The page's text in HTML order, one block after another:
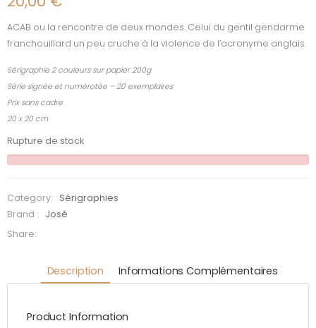
ACAB ou la rencontre de deux mondes. Celui du gentil gendarme
franchouillard un peu cruche à la violence de l’acronyme anglais.
Sérigraphie 2 couleurs sur papier 200g
Série signée et numérotée – 20 exemplaires
Prix sans cadre
20 x 20 cm
Rupture de stock
Category:
Sérigraphies
Brand :
José
Share:
Description Informations Complémentaires
Product Information